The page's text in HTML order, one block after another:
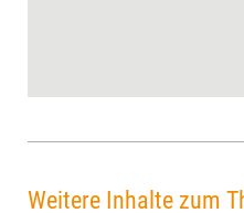
Weitere Inhalte zum